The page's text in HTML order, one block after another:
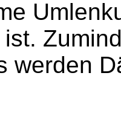
werden